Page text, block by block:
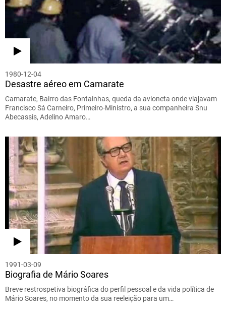
1980-12-04
Desastre aéreo em Camarate
Camarate, Bairro das Fontainhas, queda da avioneta onde viajavam
Francisco Sá Carneiro, Primeiro-Ministro, a sua companheira Snu
Abecassis, Adelino Amaro…
1991-03-09
Biografia de Mário Soares
Breve restrospetiva biográfica do perfil pessoal e da vida política de
Mário Soares, no momento da sua reeleição para um…